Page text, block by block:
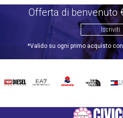
Offerta di benvenuto
Iscriviti
*Valido su ogni primo acquisto
DIESEL EA7 INVICTATHE